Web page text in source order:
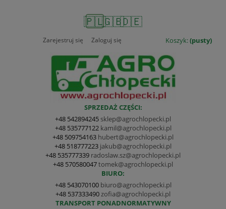
🇵🇱🇬🇧🇩🇪
Koszyk:(pusty)
Zarejestruj się Zaloguj się
SPRZEDAŻ CZĘŚCI:
+48 542894245 sklep@agrochlopecki.pl
+48 535777122 kamil@agrochlopecki.pl
+48 509754163 hubert@agrochlopecki.pl
+48 518777223 jakub@agrochlopecki.pl
+48 535777339 radoslaw.sz@agrochlopecki.pl
+48 570580047tomek@agrochlopecki.pl
BIURO:
+48 543070100 biuro@agrochlopecki.pl
+48 537333490 zofia@agrochlopecki.pl
TRANSPORT PONADNORMATYWNY